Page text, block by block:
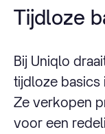
Tijdloze
Bij Uniqlo
tijdloze basics
Ze verkopen
voor een